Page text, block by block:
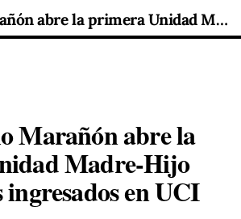
El Gregorio Marañón abre la primera Unidad Madre-Hijo para bebés ingresados en UCI neonatal
Marañón abre la
Madre-Hijo
ingresados en UCI